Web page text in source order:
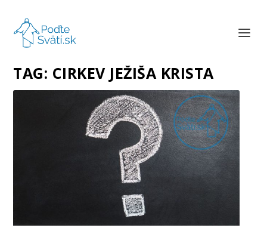
TAG: CIRKEV JEŽIŠA KRISTA